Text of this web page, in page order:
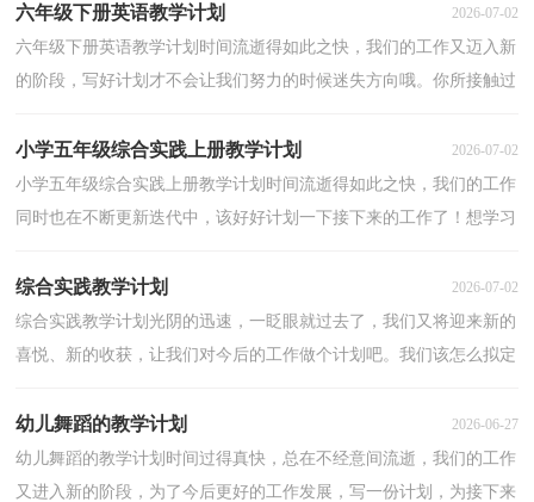
六年级下册英语教学计划 2026-07-02
六年级下册英语教学计划时间流逝得如此之快，我们的工作又迈入新
的阶段，写好计划才不会让我们努力的时候迷失方向哦。你所接触过
小学五年级综合实践上册教学计划 2026-07-02
小学五年级综合实践上册教学计划时间流逝得如此之快，我们的工作
同时也在不断更新迭代中，该好好计划一下接下来的工作了！想学习
综合实践教学计划 2026-07-02
综合实践教学计划光阴的迅速，一眨眼就过去了，我们又将迎来新的
喜悦、新的收获，让我们对今后的工作做个计划吧。我们该怎么拟定
幼儿舞蹈的教学计划 2026-06-27
幼儿舞蹈的教学计划时间过得真快，总在不经意间流逝，我们的工作
又进入新的阶段，为了今后更好的工作发展，写一份计划，为接下来